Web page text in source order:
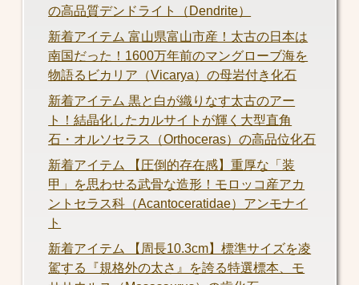
の高品質デンドライト（Dendrite）
新着アイテム 富山県富山市産！太古の日本は
南国だった！1600万年前のマングローブ海を
物語るビカリア（Vicarya）の母岩付き化石
新着アイテム 黒と白が織りなす太古のアー
ト！結晶化したカルサイトが輝く大型直角
石・オルソセラス（Orthoceras）の高品位化石
新着アイテム 【圧倒的存在感】重厚な「装
甲」を思わせる武骨な造形！モロッコ産アカ
ントセラス科（Acantoceratidae）アンモナイ
ト
新着アイテム 【周長10.3cm】標準サイズを凌
駕する『規格外の太さ』を誇る特選標本、モ